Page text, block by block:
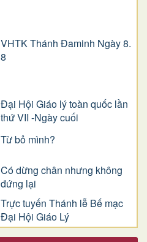
VHTK Thánh Đaminh Ngày 8.
8
Đại Hội Giáo lý toàn quốc lần
thứ VII -Ngày cuối
Từ bỏ mình?
Có dừng chân nhưng không
đứng lại
Trực tuyến Thánh lễ Bế mạc
Đại Hội Giáo Lý